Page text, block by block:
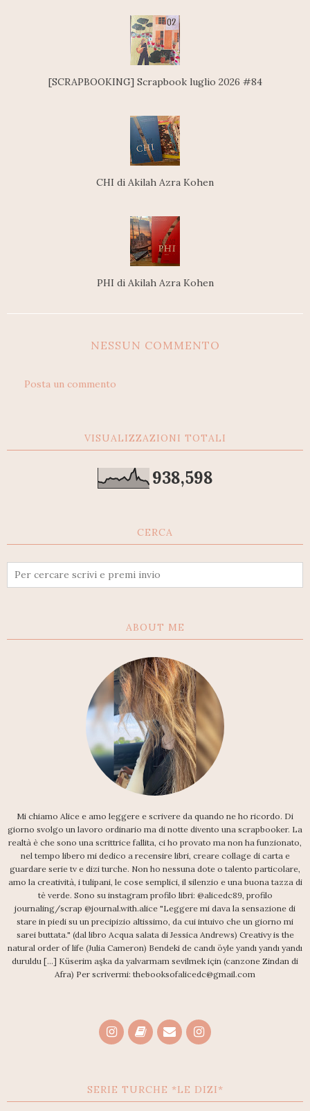
[SCRAPBOOKING] Scrapbook luglio 2026 #84
CHI di Akilah Azra Kohen
PHI di Akilah Azra Kohen
NESSUN COMMENTO
Posta un commento
VISUALIZZAZIONI TOTALI
938,598
CERCA
ABOUT ME
Mi chiamo Alice e amo leggere e scrivere da quando ne ho ricordo. Di
giorno svolgo un lavoro ordinario ma di notte divento una scrapbooker. La
realtà è che sono una scrittrice fallita, ci ho provato ma non ha funzionato,
nel tempo libero mi dedico a recensire libri, creare collage di carta e
guardare serie tv e dizi turche. Non ho nessuna dote o talento particolare,
amo la creatività, i tulipani, le cose semplici, il silenzio e una buona tazza di
tè verde. Sono su instagram profilo libri: @alicedc89, profilo
journaling/scrap @journal.with.alice "Leggere mi dava la sensazione di
stare in piedi su un precipizio altissimo, da cui intuivo che un giorno mi
sarei buttata." (dal libro Acqua salata di Jessica Andrews) Creativy is the
natural order of life (Julia Cameron) Bendeki de candı öyle yandı yandı yandı
duruldu [...] Küserim aşka da yalvarmam sevilmek için (canzone Zindan di
Afra) Per scrivermi: thebooksofalicedc@gmail.com
SERIE TURCHE *LE DIZI*